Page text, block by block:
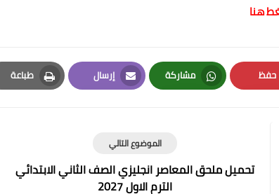
هنا
حفظ
Pinterest
مشاركة
Whatsapp
إرسال
Email
طباعة
Print
الموضوع التالي
تحميل ملحق المعاصر انجليزي الصف الثاني الابتدائي
الترم الاول 2027